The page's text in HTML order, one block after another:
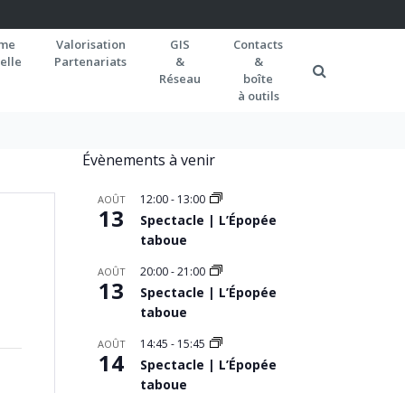
Valorisation
Partenariats
GIS
&
Réseau
Contacts
&
boîte
à outils
Évènements à venir
AOÛT
13
12:00- 13:00
Spectacle | L’Épopée
taboue
AOÛT
13
20:00-21:00
Spectacle | L’Épopée
taboue
AOÛT
14
14:45 - 15:45
Spectacle | L’Épopée
taboue